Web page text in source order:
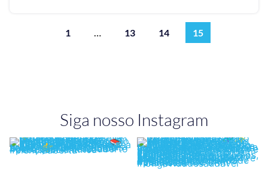
1 … 13 14 15
Siga nosso Instagram